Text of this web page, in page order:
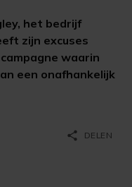
het bedrijf
zijn excuses
waarin
een onafhankelijk
share DELEN